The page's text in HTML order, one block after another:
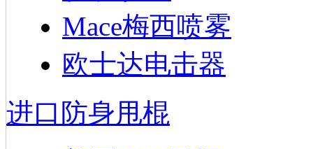
Mace梅西喷雾
欧士达电击器
进口防身甩棍